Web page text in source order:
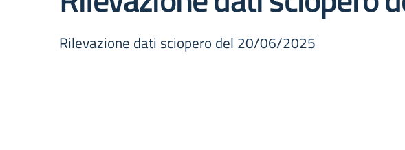
Rilevazione dati sciopero del 20/06/2025